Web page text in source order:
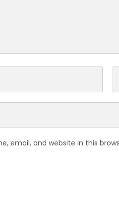
email, and website in this